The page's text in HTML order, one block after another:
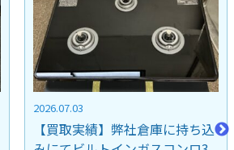
2026.06.23
【買取実績】弊社倉庫に持ち込